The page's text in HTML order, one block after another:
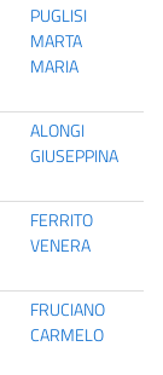
PUGLISI
MARTA
MARIA
ALONGI
GIUSEPPINA
FERRITO
VENERA
FRUCIANO
CARMELO